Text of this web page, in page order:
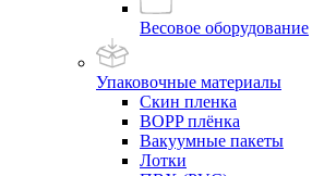
Весовое оборудование
Упаковочные материалы
Скин пленка
BOPP плёнка
Вакуумные пакеты
Лотки